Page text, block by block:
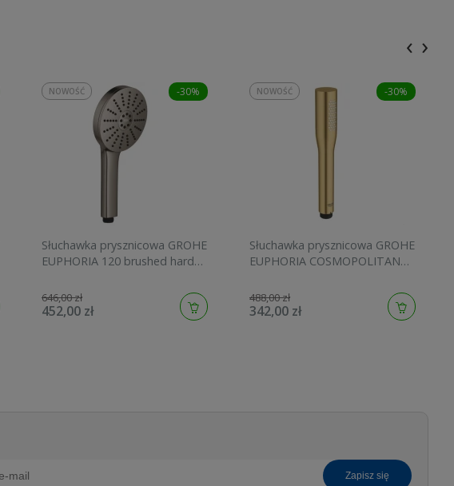
-30%
Słuchawka prysznicowa GROHE
EUPHORIA 120 brushed hard
646,00 zł
452,00 zł
NOWOŚĆ -30%
Słuchawka prysznicowa GROHE
EUPHORIA COSMOPOLITAN
27400GN0
488,00 zł
342,00 zł
NOWOŚĆ
‹ ›
zapisz się